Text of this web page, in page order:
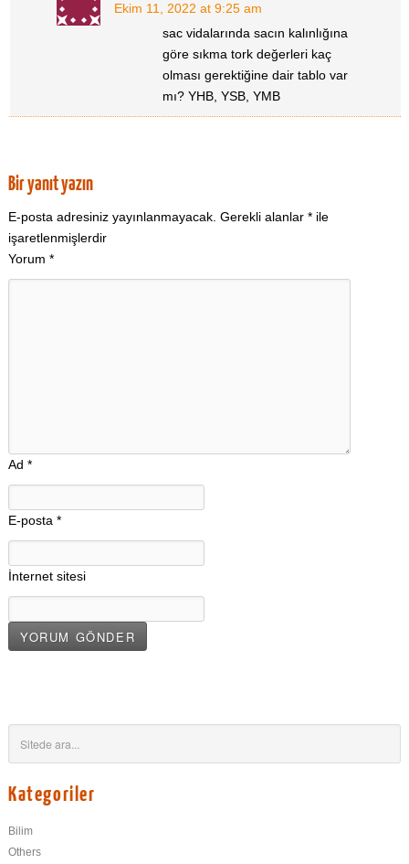
Ekim 11, 2022 at 9:25 am
sac vidalarında sacın kalınlığına
göre sıkma tork değerleri kaç
olması gerektiğine dair tablo var
mı? YHB, YSB, YMB
Bir yanıt yazın
E-posta adresiniz yayınlanmayacak. Gerekli alanlar *ile
işaretlenmişlerdir
Yorum *
Ad *
E-posta *
İnternet sitesi
Kategoriler
Bilim
Others